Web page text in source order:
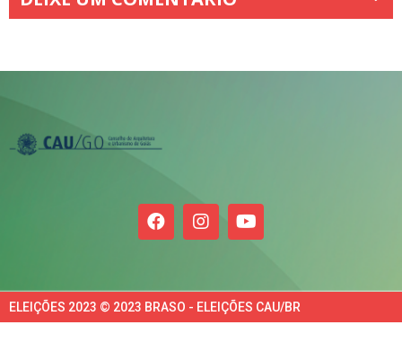
ELEIÇÕES 2023 © 2023 BRASO - ELEIÇÕES CAU/BR